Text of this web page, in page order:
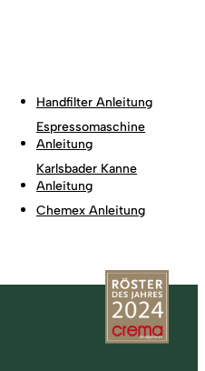
Handfilter Anleitung
Espressomaschine
Anleitung
Karlsbader Kanne
Anleitung
Chemex Anleitung